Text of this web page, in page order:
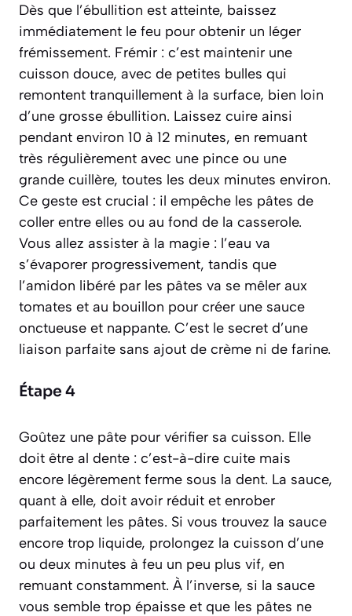
Dès que l’ébullition est atteinte, baissez
immédiatement le feu pour obtenir un léger
frémissement. Frémir : c’est maintenir une
cuisson douce, avec de petites bulles qui
remontent tranquillement à la surface, bien loin
d’une grosse ébullition. Laissez cuire ainsi
pendant environ 10 à 12 minutes, en remuant
très régulièrement avec une pince ou une
grande cuillère, toutes les deux minutes environ.
Ce geste est crucial : il empêche les pâtes de
coller entre elles ou au fond de la casserole.
Vous allez assister à la magie : l’eau va
s’évaporer progressivement, tandis que
l’amidon libéré par les pâtes va se mêler aux
tomates et au bouillon pour créer une sauce
onctueuse et nappante. C’est le secret d’une
liaison parfaite sans ajout de crème ni de farine.
Étape 4
Goûtez une pâte pour vérifier sa cuisson. Elle
doit être al dente : c’est-à-dire cuite mais
encore légèrement ferme sous la dent. La sauce,
quant à elle, doit avoir réduit et enrober
parfaitement les pâtes. Si vous trouvez la sauce
encore trop liquide, prolongez la cuisson d’une
ou deux minutes à feu un peu plus vif, en
remuant constamment. À l’inverse, si la sauce
vous semble trop épaisse et que les pâtes ne